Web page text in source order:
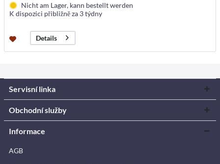
Nicht am Lager, kann bestellt werden
K dispozici přibližně za 3 týdny
Details
Servisní linka
Obchodní služby
Informace
AGB